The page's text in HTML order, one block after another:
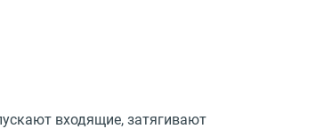
входящие, затягивают